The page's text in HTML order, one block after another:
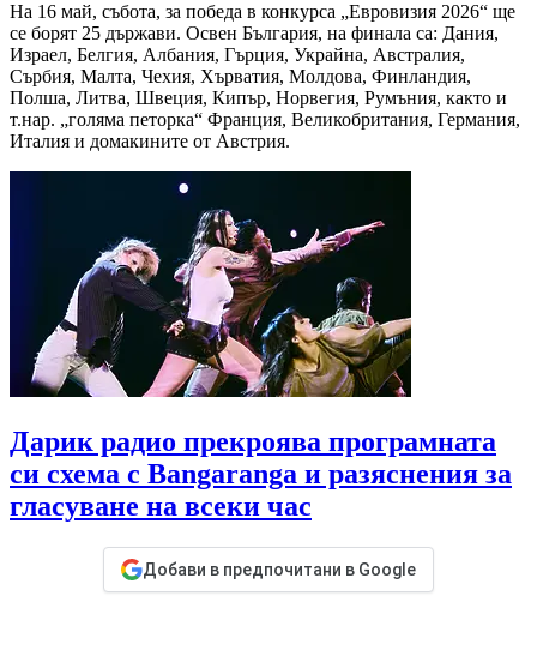
На 16 май, събота, за победа в конкурса „Евровизия 2026“ ще
се борят 25 държави. Освен България, на финала са: Дания,
Израел, Белгия, Албания, Гърция, Украйна, Австралия,
Сърбия, Малта, Чехия, Хърватия, Молдова, Финландия,
Полша, Литва, Швеция, Кипър, Норвегия, Румъния, както и
т.нар. „голяма петорка“ Франция, Великобритания, Германия,
Италия и домакините от Австрия.
Дарик радио прекроява програмната
си схема с Bangaranga и разяснения за
гласуване на всеки час
Добави в предпочитани в Google